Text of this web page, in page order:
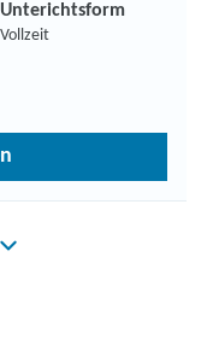
Unterichtsform
Vollzeit